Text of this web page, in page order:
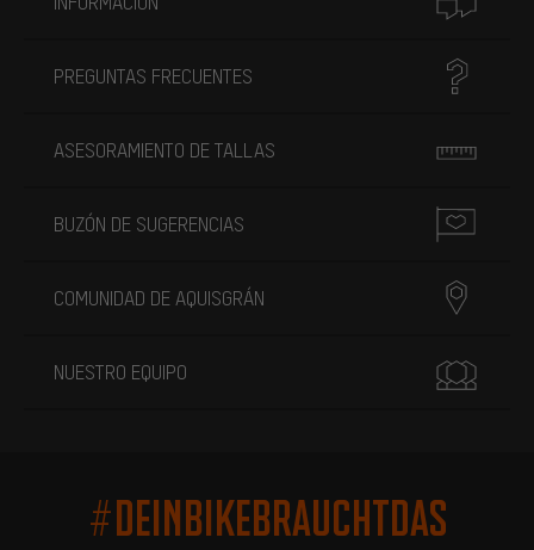
PREGUNTAS FRECUENTES
ASESORAMIENTO DE TALLAS
BUZÓN DE SUGERENCIAS
COMUNIDAD DE AQUISGRÁN
NUESTRO EQUIPO
#DEINBIKEBRAUCHTDAS